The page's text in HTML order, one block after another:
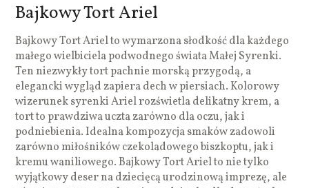
Bajkowy Tort Ariel
Bajkowy Tort Ariel to wymarzona słodkość dla każdego
małego wielbiciela podwodnego świata Małej Syrenki.
Ten niezwykły tort pachnie morską przygodą, a
elegancki wygląd zapiera dech w piersiach. Kolorowy
wizerunek syrenki Ariel rozświetla delikatny krem, a
tort to prawdziwa uczta zarówno dla oczu, jak i
podniebienia. Idealna kompozycja smaków zadowoli
zarówno miłośników czekoladowego biszkoptu, jak i
kremu waniliowego. Bajkowy Tort Ariel to nie tylko
wyjątkowy deser na dziecięcą urodzinową imprezę, ale